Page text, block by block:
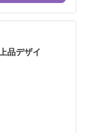
品デザイ